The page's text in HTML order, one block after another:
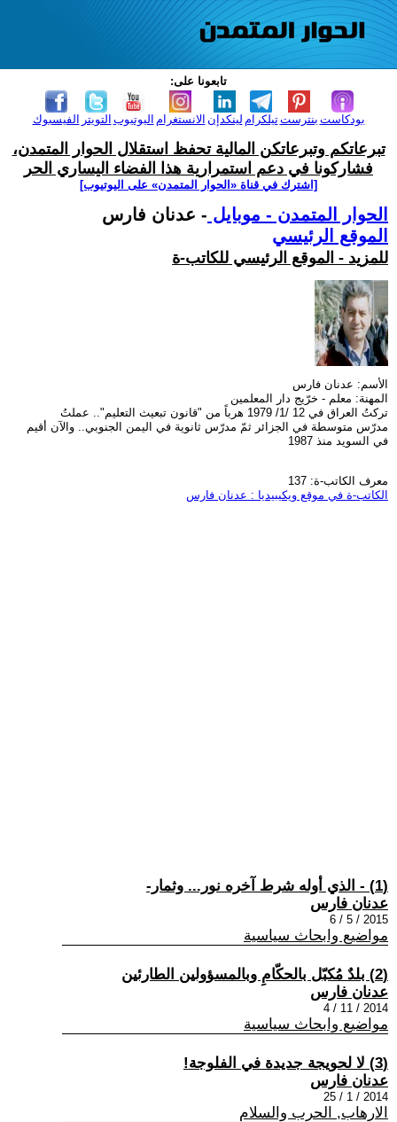
تابعونا على:
الفيسبوك التويتر اليوتيوب الانستغرام لينكدإن تيلكرامبنترست بودكاست
تبرعاتكم وتبرعاتكن المالية تحفظ استقلال الحوار المتمدن،
فشاركونا في دعم استمرارية هذا الفضاء اليساري الحر
[اشترك في قناة ‫«الحوار المتمدن» على اليوتيوب]
الحوار المتمدن - موبايل - عدنان فارس
الموقع الرئيسي
للمزيد - الموقع الرئيسي للكاتب-ة
الأسم: عدنان فارس
المهنة: معلم - خرّيج دار المعلمين
تركتُ العراق في 12 /1/ 1979 هرباً من "قانون تبعيث التعليم".. عملتُ
مدرّس متوسطة في الجزائر ثمّ مدرّس ثانوية في اليمن الجنوبي.. والآن أقيم
في السويد منذ 1987
معرف الكاتب-ة: 137
الكاتب-ة في موقع ويكيبيديا : عدنان فارس
(1) - الذي أوله شرط آخره نور... وثمار-
عدنان فارس
2015 / 5 / 6
مواضيع وابحاث سياسية
(2) بلدٌ مُكبّل بالحكّامِ وبالمسؤولين الطارئين
عدنان فارس
2014 / 11 / 4
مواضيع وابحاث سياسية
(3) لا لحويجة جديدة في الفلوجة!
عدنان فارس
2014 / 1 / 25
الارهاب, الحرب والسلام